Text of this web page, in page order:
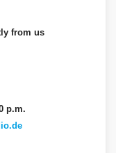
from us
p.m.